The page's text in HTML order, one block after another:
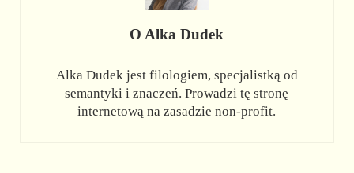
O Alka Dudek
Alka Dudek jest filologiem, specjalistką od
semantyki i znaczeń. Prowadzi tę stronę
internetową na zasadzie non-profit.